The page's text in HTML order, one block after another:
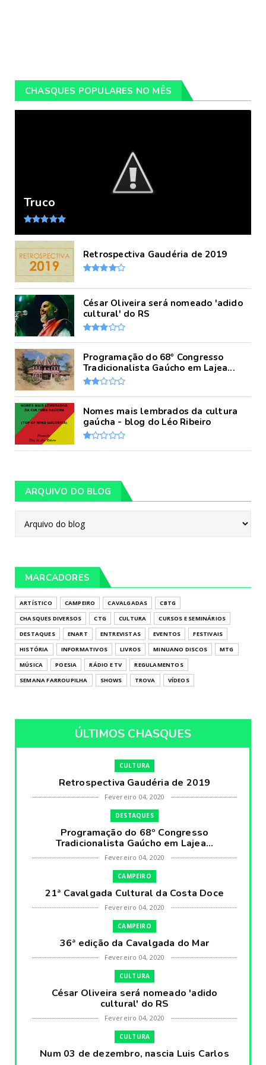
CHASQUES POPULARES NO MÊS
Truco
Retrospectiva Gaudéria de 2019
César Oliveira será nomeado 'adido
cultural' do RS
Programação do 68º Congresso
Tradicionalista Gaúcho em Lajea...
Nomes mais lembrados da cultura
gaúcha - blog do Léo Ribeiro
ARQUIVO DO BLOG
MARCADORES
ARTÍSTICO CAMPEIRO CAVALGADAS
CBTG
CHASQUES DIVERSOS
CTG CULTURA
CURSOS E SEMINÁRIOS
DESTAQUES
ENART ENTREVISTAS EVENTOS
FESTIVAIS
HISTÓRIA
INFORMATIVOS LIVROS MINUANO DISCOS
MTG
MÚSICA
POESIA RÁDIO E TV
REGULAMENTOS
SEMANA FARROUPILHA
SHOWS TROVA VÍDEOS
ÚLTIMOS CHASQUES
CULTURA
Retrospectiva Gaudéria de 2019
Fevereiro 04, 2020
DESTAQUES
Programação do 68º Congresso
Tradicionalista Gaúcho em Lajea...
Fevereiro 04, 2020
CAMPEIRO
21ª Cavalgada Cultural da Costa Doce
Fevereiro 04, 2020
CAMPEIRO
36ª edição da Cavalgada do Mar
Fevereiro 04, 2020
CULTURA
César Oliveira será nomeado 'adido
cultural' do RS
Fevereiro 04, 2020
CULTURA
Num 03 de dezembro, nascia Luis Carlos